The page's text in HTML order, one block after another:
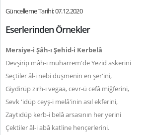
Güncelleme Tarihi: 07.12.2020
Eserlerinden Örnekler
Mersiye-i Şâh-ı Şehid-i Kerbelâ
Devşirip mâh-ı muharrem'de Yezid askerini
Seçtiler âl-i nebi düşmenin en şer'ini,
Giydirüp zırh-ı vegaa, cevr-ü cefâ miğferini,
Sevk 'idüp ceyş-i melâ'inin asıl ekferini,
Zaytıdüp kerb-i belâ arsasının her yerini
Çektiler âl-i abâ katline hençerlerini.